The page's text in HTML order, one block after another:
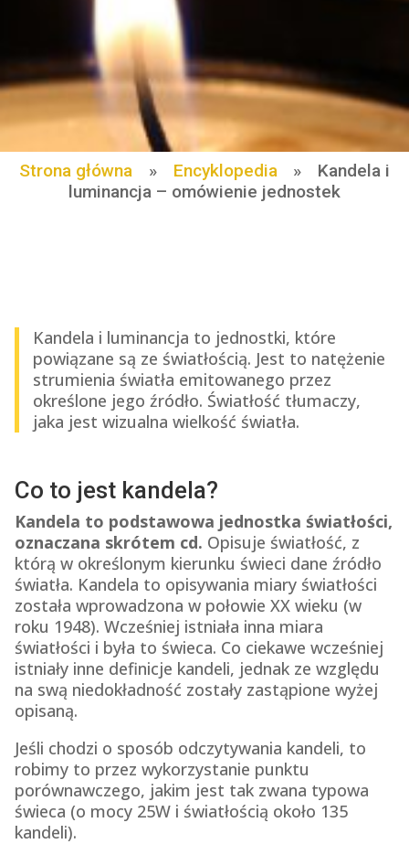
Strona główna » Encyklopedia »
Kandela i
luminancja – omówienie jednostek
Kandela i luminancja to jednostki, które
powiązane są ze światłością. Jest to natężenie
strumienia światła emitowanego przez
określone jego źródło. Światłość tłumaczy,
jaka jest wizualna wielkość światła.
Co to jest kandela?
Kandela to podstawowa jednostka światłości,
oznaczana skrótem cd. Opisuje światłość, z
którą w określonym kierunku świeci dane źródło
światła. Kandela to opisywania miary światłości
została wprowadzona w połowie XX wieku (w
roku 1948). Wcześniej istniała inna miara
światłości i była to świeca. Co ciekawe wcześniej
istniały inne definicje kandeli, jednak ze względu
na swą niedokładność zostały zastąpione wyżej
opisaną.
Jeśli chodzi o sposób odczytywania kandeli, to
robimy to przez wykorzystanie punktu
porównawczego, jakim jest tak zwana typowa
świeca (o mocy 25W i światłością około 135
kandeli).